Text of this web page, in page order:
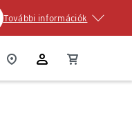
További információk